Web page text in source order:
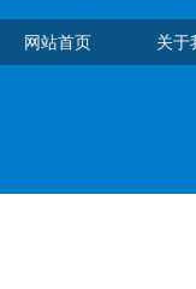
网站首页 关于